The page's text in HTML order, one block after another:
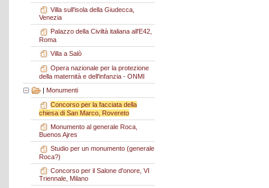
Villa sull'isola della Giudecca,
Venezia
Palazzo della Civiltà italiana all'E42,
Roma
Villa a Salò
Opera nazionale per la protezione
della maternità e dell'infanzia - ONMI
| Monumenti
Concorso per la facciata della
chiesa di San Marco, Rovereto
Monumento al generale Roca,
Buenos Ajres
Studio per un monumento (generale
Roca?)
Concorso per il Salone d'onore, VI
Triennale, Milano